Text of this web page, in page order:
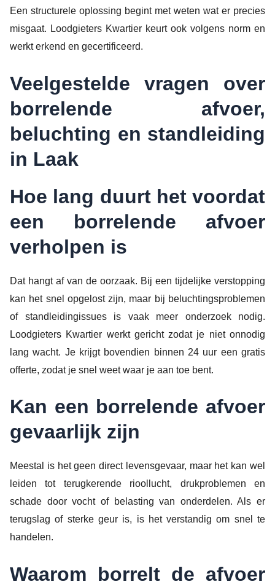
Een structurele oplossing begint met weten wat er precies
misgaat. Loodgieters Kwartier keurt ook volgens norm en
werkt erkend en gecertificeerd.
Veelgestelde vragen over
borrelende afvoer,
beluchting en standleiding
in Laak
Hoe lang duurt het voordat
een borrelende afvoer
verholpen is
Dat hangt af van de oorzaak. Bij een tijdelijke verstopping
kan het snel opgelost zijn, maar bij beluchtingsproblemen
of standleidingissues is vaak meer onderzoek nodig.
Loodgieters Kwartier werkt gericht zodat je niet onnodig
lang wacht. Je krijgt bovendien binnen 24 uur een gratis
offerte, zodat je snel weet waar je aan toe bent.
Kan een borrelende afvoer
gevaarlijk zijn
Meestal is het geen direct levensgevaar, maar het kan wel
leiden tot terugkerende rioollucht, drukproblemen en
schade door vocht of belasting van onderdelen. Als er
terugslag of sterke geur is, is het verstandig om snel te
handelen.
Waarom borrelt de afvoer